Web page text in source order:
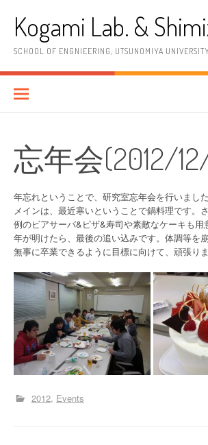
へ
ッ
Kogami Lab. &
SCHOOL OF ENGNIEERING, UTSUNOMIYA
忘年会(2012/
年忘れということで、研究室忘年会を行いました
メインは、最近寒いということで鍋料理です。
例のビアサーバ&ピザ&寿司や素敵なケーキも用
年が明けたら、最後の追い込みです。体調等を
無事に卒業できるように目標に向けて、頑張りま
2012 Events